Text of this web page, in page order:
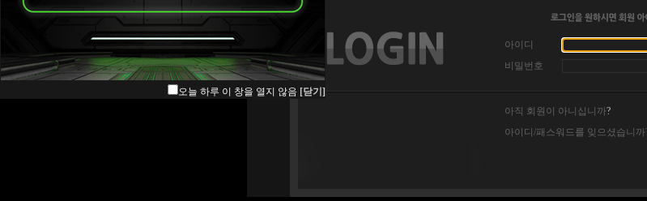
오늘 하루 이 창을 열지 않음 [닫기]
아이디
비밀번호
아직 회원이 아니십니까?
아이디/패스워드를 잊으셨습니까